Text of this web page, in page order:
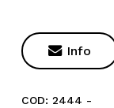
Info
COD: 2444 -